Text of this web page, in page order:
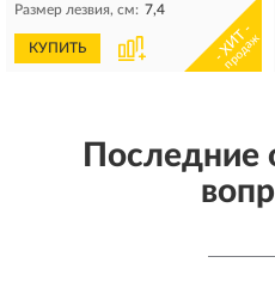
Размер лезвия, см: 7,4
КУПИТЬ - ХИТ -
продаж
Последние